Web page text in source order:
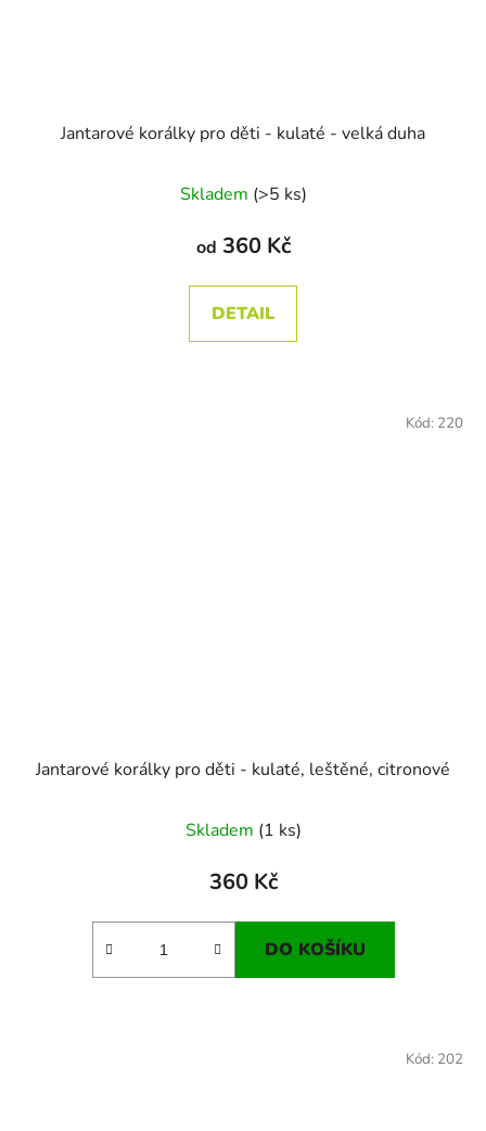
Jantarové korálky pro děti - kulaté - velká duha
Skladem (>5 ks)
od 360 Kč
DETAIL
Jantarové korálky pro děti - kulaté, leštěné, citronové
Skladem (1 ks)
360 Kč
DO KOŠÍKU
Kód: 220
Kód: 202